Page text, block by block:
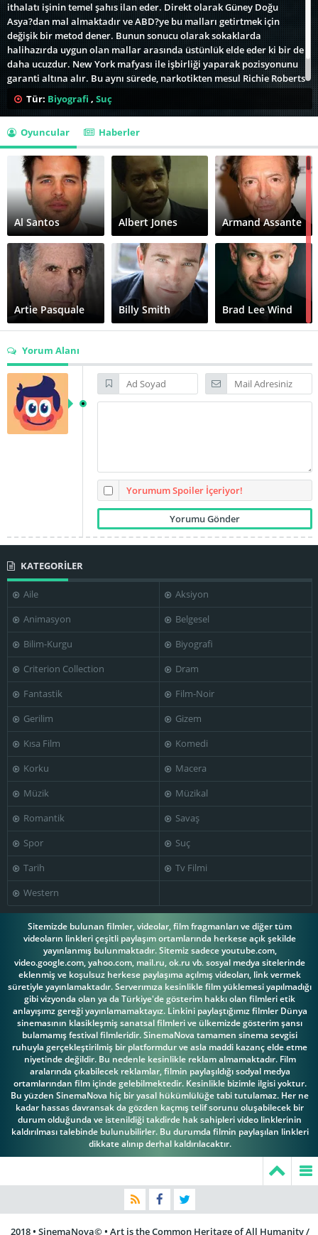
ithalatı işinin temel şahıs ilan eder. Direkt olarak Güney Doğu
Asya?dan mal almaktadır ve ABD?ye bu malları getirtmek için
değişik bir metod dener. Bunun sonucu olarak sokaklarda
halihazırda uygun olan mallar arasında üstünlük elde eder ki bir de
daha ucuzdur. New York mafyası ile işbirliği yaparak pozisyonunu
garanti altına alır. Bu aynı sürede, narkotikten mesul Richie Roberts
adında kendini adamış, dürüst bir polisin gerçek hikayesini de
anlatan bir filmdir.
Tür: Biyografi , Suç
Oyuncular Haberler
Al Santos Albert Jones Armand Assante
Artie Pasquale Billy Smith Brad Lee Wind
Carla Gugino Cedric Sanders Chance Kelly
Chuck Cooper
Clarence
Williams III
Common
Eddie Rouse Ephraim Benton
George Lee
Idris Elba J. Kyle Manzay J.W. Cortes
Jeff Greene Jermel Howard Jim R. Coleman
Joe Morton
John
Cenatiempo
John Hawkes
John Ortiz Jon DeVries Jon Polito
Yorum Alanı
Yorumum Spoiler İçeriyor!
KATEGORİLER
Aile
Aksiyon
Animasyon
Belgesel
Bilim-Kurgu
Biyografi
Criterion Collection
Dram
Fantastik
Film-Noir
Gerilim
Gizem
Kısa Film
Komedi
Korku
Macera
Müzik
Müzikal
Romantik
Savaş
Spor
Suç
Tarih
Tv Filmi
Western
Sitemizde bulunan filmler, videolar, film fragmanları ve diğer tüm
videoların linkleri çeşitli paylaşım ortamlarında herkese açık şekilde
yayınlanmış bulunmaktadır. Sitemiz sadece youtube.com,
video.google.com, yahoo.com, mail.ru, ok.ru vb. sosyal medya sitelerinde
eklenmiş ve koşulsuz herkese paylaşıma açılmış videoları, link vermek
süretiyle yayınlamaktadır. Serverımıza kesinlikle film yüklemesi yapılmadığı
gibi vizyonda olan ya da Türkiye'de gösterim hakkı olan filmleri etik
anlayışımz gereği yayınlamamaktayız. Linkini paylaştığımız filmler Dünya
sinemasının klasikleşmiş sanatsal filmleri ve ülkemizde gösterim şansı
bulamamış festival filmleridir. SinemaNova tamamen sinema sevgisi
ruhuyla gerçekleştirilmiş bir platformdur ve asla maddi kazanç elde etme
niyetinde değildir. Bu nedenle kesinlikle reklam almamaktadır. Film
aralarında çıkabilecek reklamlar, filmin paylaşıldığı sodyal medya
ortamlarından film içinde gelebilmektedir. Kesinlikle bizimle ilgisi yoktur.
Bu yüzden SinemaNova hiç bir yasal hükümlülüğe tabi tutulamaz. Her ne
kadar hassas davransak da gözden kaçmış telif sorunu oluşabilecek bir
durum olduğunda ve istenildiği takdirde hak sahipleri video linklerinin
kaldırılması talebinde bulunubilirler. Bu durumda filmin paylaşılan linkleri
dikkate alınıp derhal kaldırılacaktır.
2018 • SinemaNova© • Art is the Common Heritage of All Humanity /